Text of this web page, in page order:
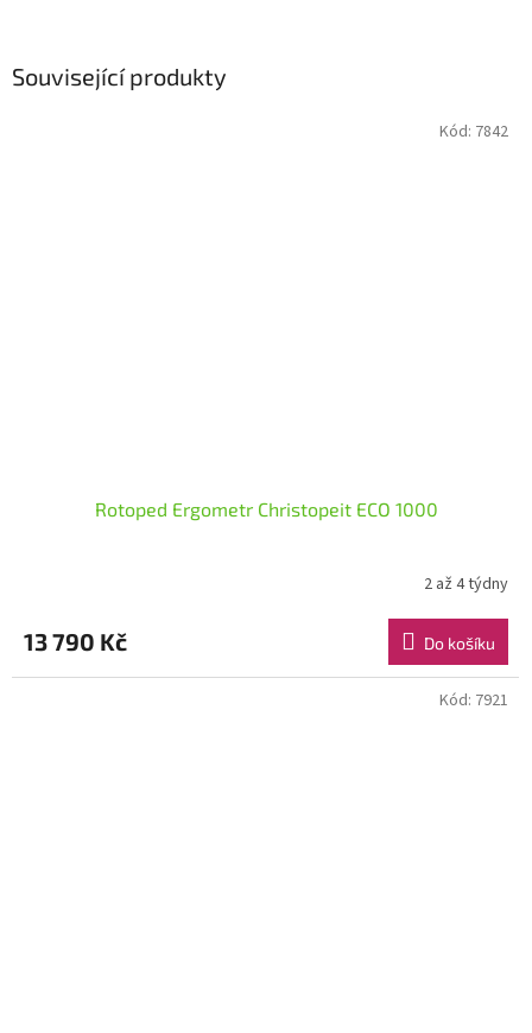
Související produkty
Rotoped Ergometr Christopeit ECO 1000
2 až 4 týdny
13 790 Kč Do košíku
Kód: 7842
Kód: 7921